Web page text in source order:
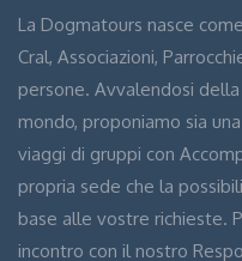
La Dogmatours nasce
Cral, Associazioni,
persone. Avvalendosi
mondo, proponiamo sia
viaggi di gruppi con
propria sede che la
base alle vostre richieste.
incontro con il nostro